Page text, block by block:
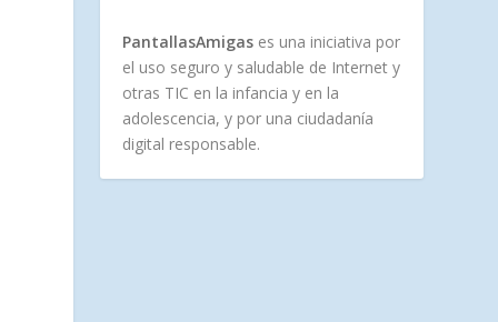
PantallasAmigas es una iniciativa por
el uso seguro y saludable de Internet y
otras TIC en la infancia y en la
adolescencia, y por una ciudadanía
digital responsable.